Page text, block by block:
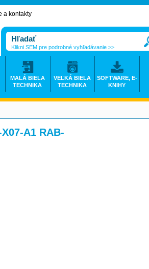
A1 RAB-
a kontakty
Klikni SEM pre podrobné vyhľadávanie >>
MALÁ BIELA
TECHNIKA
VEĽKÁ BIELA
TECHNIKA
SOFTWARE, E-
KNIHY